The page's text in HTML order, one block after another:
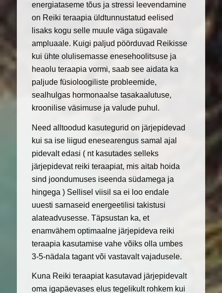
energiataseme tõus ja stressi leevendamine
on Reiki teraapia üldtunnustatud eelised
lisaks kogu selle muule väga sügavale
ampluaale. Kuigi paljud pöörduvad Reikisse
kui ühte olulisemasse enesehoolitsuse ja
heaolu teraapia vormi, saab see aidata ka
paljude füsioloogiliste probleemide,
sealhulgas hormonaalse tasakaalutuse,
kroonilise väsimuse ja valude puhul.
Need alltoodud kasutegurid on järjepidevad
kui sa ise liigud enesearengus samal ajal
pidevalt edasi ( nt kasutades selleks
järjepidevat reiki teraapiat, mis aitab hoida
sind joondumuses iseenda südamega ja
hingega ) Sellisel viisil sa ei loo endale
uuesti sarnaseid energeetilisi takistusi
alateadvusesse. Täpsustan ka, et
enamvähem optimaalne järjepideva reiki
teraapia kasutamise vahe võiks olla umbes
3-5-nädala tagant või vastavalt vajadusele.
Kuna Reiki teraapiat kasutavad järjepidevalt
oma igapäevases elus tegelikult rohkem kui